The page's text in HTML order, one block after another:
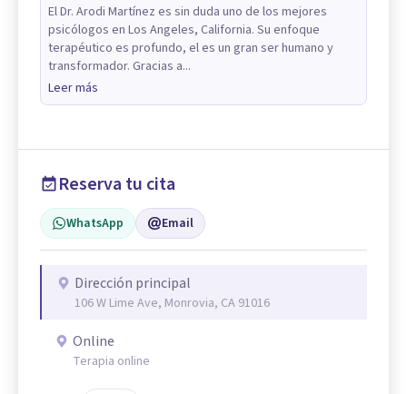
El Dr. Arodi Martínez es sin duda uno de los mejores
psicólogos en Los Angeles, California. Su enfoque
terapéutico es profundo, el es un gran ser humano y
transformador. Gracias a...
Leer más
Reserva tu cita
WhatsApp Email
Dirección principal
106 W Lime Ave, Monrovia, CA 91016
Online
Terapia online